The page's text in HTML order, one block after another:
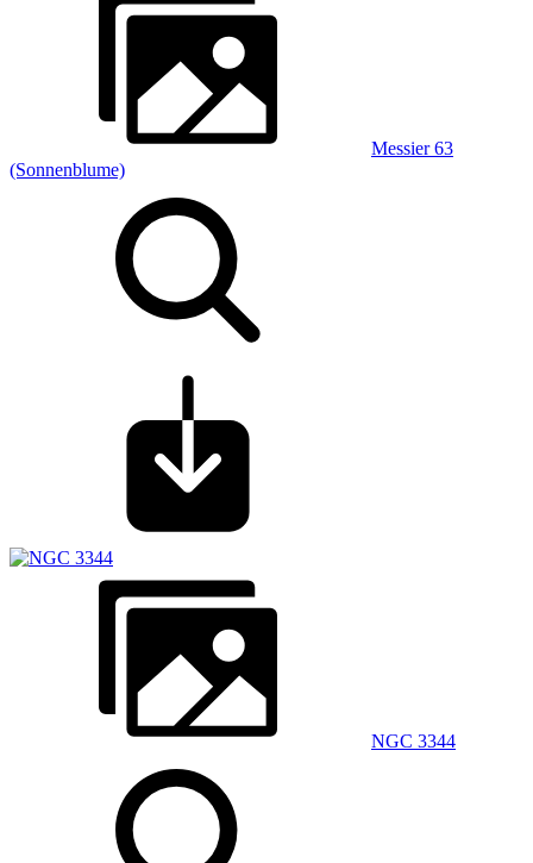
Messier 63
(Sonnenblume)
NGC 3344